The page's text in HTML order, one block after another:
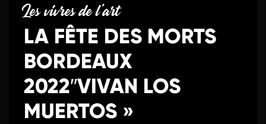
Les vivres de l'art
LA FÊTE DES MORTS
BORDEAUX
2022″VIVAN LOS
MUERTOS »